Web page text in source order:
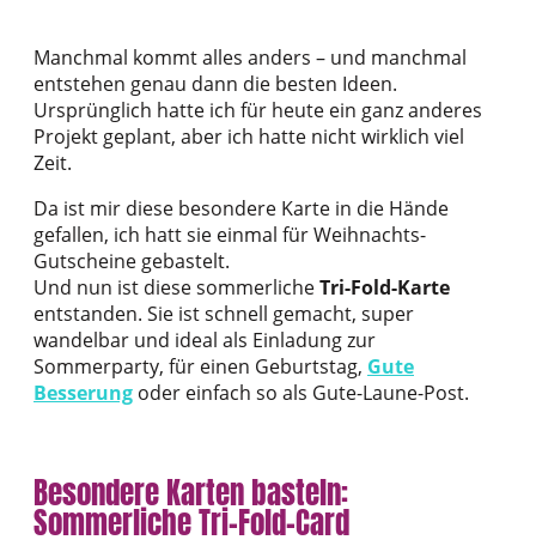
Manchmal kommt alles anders – und manchmal
entstehen genau dann die besten Ideen.
Ursprünglich hatte ich für heute ein ganz anderes
Projekt geplant, aber ich hatte nicht wirklich viel
Zeit.
Da ist mir diese besondere Karte in die Hände
gefallen, ich hatt sie einmal für Weihnachts-
Gutscheine gebastelt.
Und nun ist diese sommerlicheTri-Fold-Karte
entstanden. Sie ist schnell gemacht, super
wandelbar und ideal als Einladung zur
Sommerparty, für einen Geburtstag, Gute
Besserung oder einfach so als Gute-Laune-Post.
Besondere Karten basteln:
Sommerliche Tri-Fold-Card